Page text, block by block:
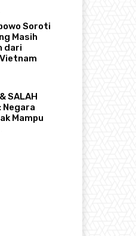
Soroti
Masih
dari
SALAH
Negara
Mampu